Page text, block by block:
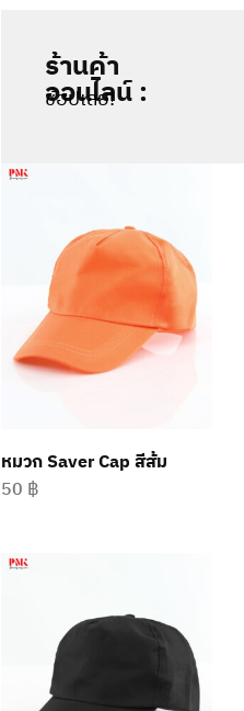
ร้านค้า
ออนไลน์ :
ช้อปเลย!
หมวก Saver Cap สีส้ม
50 ฿